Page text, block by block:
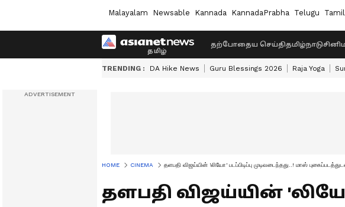
Malayalam Newsable Kannada KannadaPrabha Telugu Tamil
தற்போதைய செய்திதமிழ்நாடு
TRENDING : DA Hike News Guru Blessings 2026 Raja Yoga
HOME CINEMA தளபதி விஜய்யின் 'லியோ' படப்பிடிப்பு முடிவடைந்தது..! மாஸ்
தளபதி விஜய்யின் 'லியோ'